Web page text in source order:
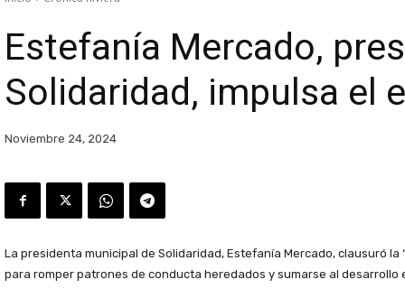
Estefanía Mercado,
Solidaridad, impulsa el
Noviembre 24, 2024
La presidenta municipal de Solidaridad, Estefanía Mercado, clausuró
para romper patrones de conducta heredados y sumarse al